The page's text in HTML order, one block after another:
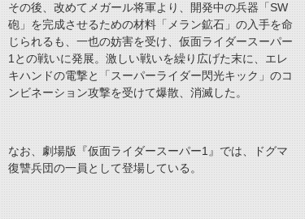
その後、改めてメガール将軍より、開発中の兵器「SW
砲」を完成させるための材料「メラン鉱石」の入手を命
じられるも、一也の妨害を受け、仮面ライダースーパー
1との戦いに発展。激しい戦いを繰り広げた末に、エレ
キハンドの電撃と「スーパーライダー閃光キック」のコ
ンビネーション攻撃を受けて爆散、消滅した。
なお、劇場版『仮面ライダースーパー1』では、ドグマ
復讐兵団の一員として登場している。